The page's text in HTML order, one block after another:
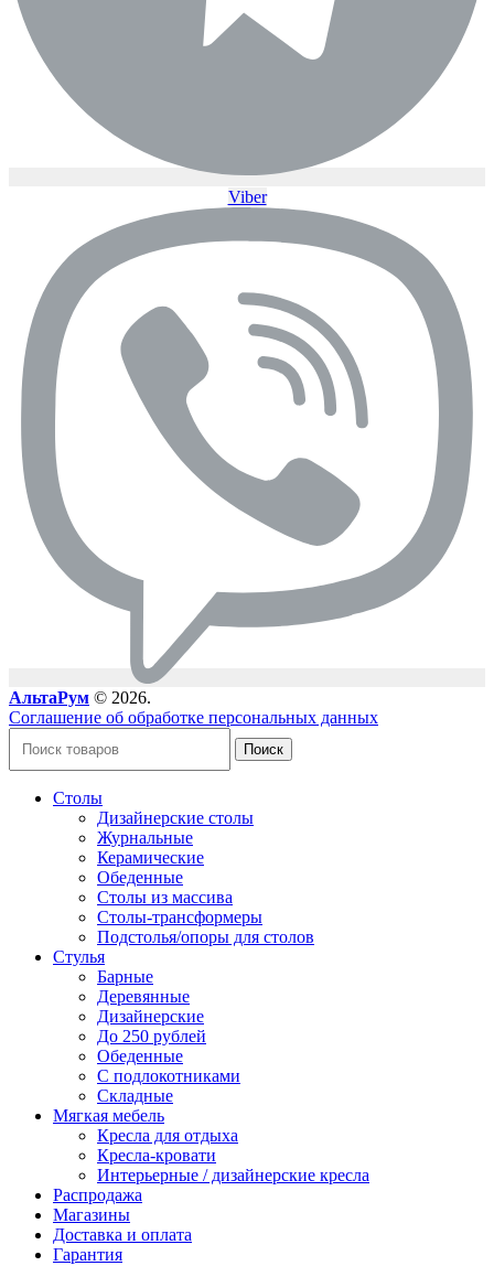
Viber
АльтаРум © 2026.
Соглашение об обработке персональных данных
Поиск
Столы
Дизайнерские столы
Журнальные
Керамические
Обеденные
Столы из массива
Столы-трансформеры
Подстолья/опоры для столов
Стулья
Барные
Деревянные
Дизайнерские
До 250 рублей
Обеденные
С подлокотниками
Складные
Мягкая мебель
Кресла для отдыха
Кресла-кровати
Интерьерные / дизайнерские кресла
Распродажа
Магазины
Доставка и оплата
Гарантия